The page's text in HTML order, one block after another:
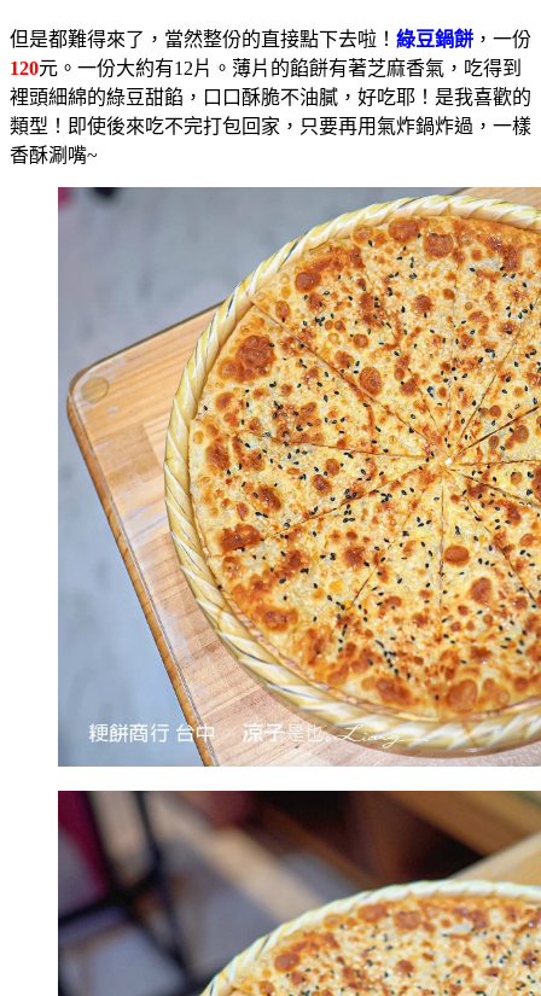
但是都難得來了，當然整份的直接點下去啦！ 綠豆鍋餅 ，一份
120元。一份大約有12片。薄片的餡餅有著芝麻香氣，吃得到
裡頭細綿的綠豆甜餡，口口酥脆不油膩，好吃耶！是我喜歡的
類型！即使後來吃不完打包回家，只要再用氣炸鍋炸過，一樣
香酥涮嘴~